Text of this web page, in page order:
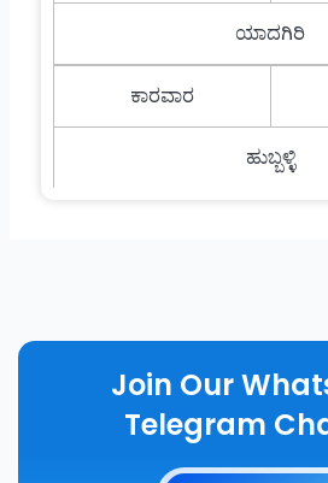
ಯಾದಗಿರಿ
ಕಾರವಾರ
ಹುಬ್ಬಳ್ಳಿ
Join Our
Telegram